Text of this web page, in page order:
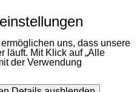
uns, dass unsere
läuft. Mit Klick auf „Alle
der Verwendung